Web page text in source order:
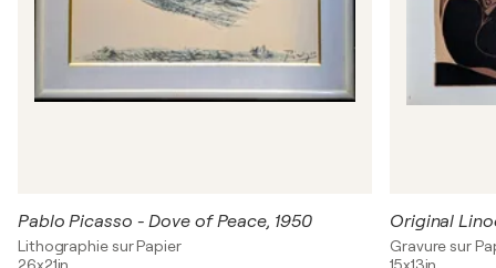
Pablo Picasso - Dove of Peace, 1950
Lithographie sur Papier
26x21in
Original
Gravure sur
15x13in